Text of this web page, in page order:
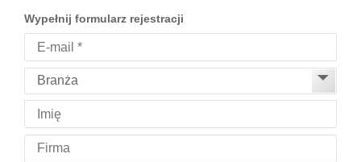
Wypełnij formularz rejestracji